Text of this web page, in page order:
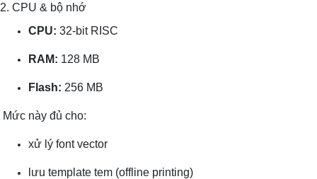
2. CPU & bộ nhớ
CPU: 32-bit RISC
RAM: 128 MB
Flash: 256 MB
Mức này đủ cho:
xử lý font vector
lưu template tem (offline printing)